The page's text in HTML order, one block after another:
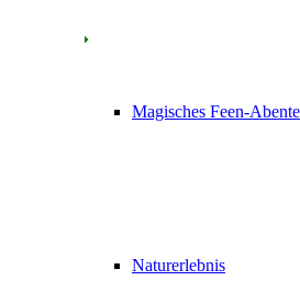
Magisches Feen-
Naturerlebnis